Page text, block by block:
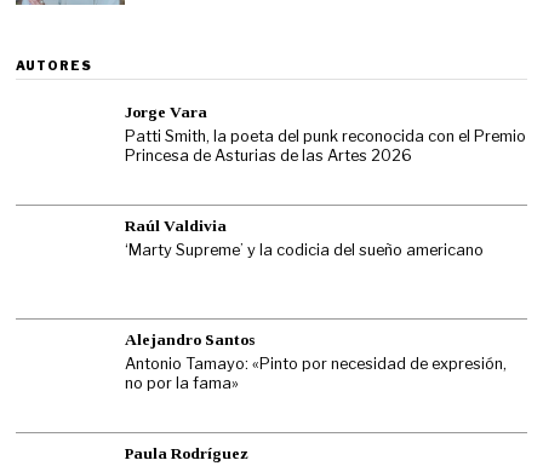
AUTORES
Jorge Vara
Patti Smith, la poeta del punk reconocida con el Premio
Princesa de Asturias de las Artes 2026
Raúl Valdivia
‘Marty Supreme’ y la codicia del sueño americano
Alejandro Santos
Antonio Tamayo: «Pinto por necesidad de expresión,
no por la fama»
Paula Rodríguez